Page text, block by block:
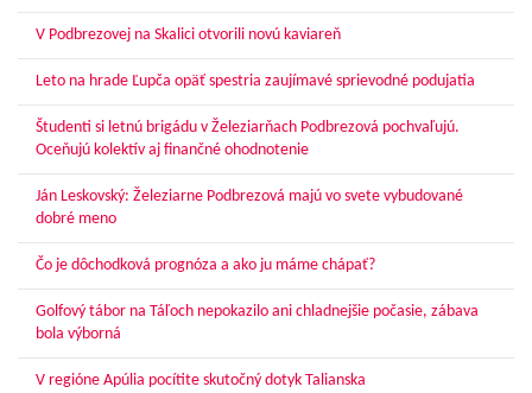
V Podbrezovej na Skalici otvorili novú kaviareň
Leto na hrade Ľupča opäť spestria zaujímavé sprievodné podujatia
Študenti si letnú brigádu v Železiarňach Podbrezová pochvaľujú.
Oceňujú kolektív aj finančné ohodnotenie
Ján Leskovský: Železiarne Podbrezová majú vo svete vybudované
dobré meno
Čo je dôchodková prognóza a ako ju máme chápať?
Golfový tábor na Táľoch nepokazilo ani chladnejšie počasie, zábava
bola výborná
V regióne Apúlia pocítite skutočný dotyk Talianska